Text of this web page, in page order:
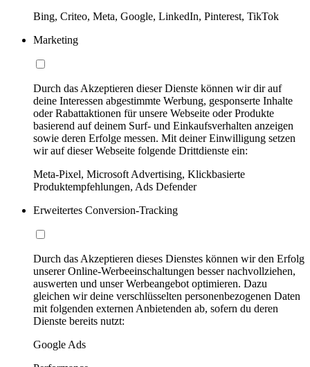
Bing, Criteo, Meta, Google, LinkedIn, Pinterest, TikTok
Marketing
Durch das Akzeptieren dieser Dienste können wir dir auf
deine Interessen abgestimmte Werbung, gesponserte Inhalte
oder Rabattaktionen für unsere Webseite oder Produkte
basierend auf deinem Surf- und Einkaufsverhalten anzeigen
sowie deren Erfolge messen. Mit deiner Einwilligung setzen
wir auf dieser Webseite folgende Drittdienste ein:
Meta-Pixel, Microsoft Advertising, Klickbasierte
Produktempfehlungen, Ads Defender
Erweitertes Conversion-Tracking
Durch das Akzeptieren dieses Dienstes können wir den Erfolg
unserer Online-Werbeeinschaltungen besser nachvollziehen,
auswerten und unser Werbeangebot optimieren. Dazu
gleichen wir deine verschlüsselten personenbezogenen Daten
mit folgenden externen Anbietenden ab, sofern du deren
Dienste bereits nutzt:
Google Ads